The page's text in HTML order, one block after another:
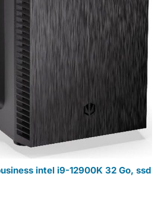
intel i9-12900K 32 Go, ssd